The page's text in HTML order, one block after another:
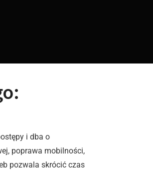
i dba o
poprawa mobilności,
pozwala skrócić czas